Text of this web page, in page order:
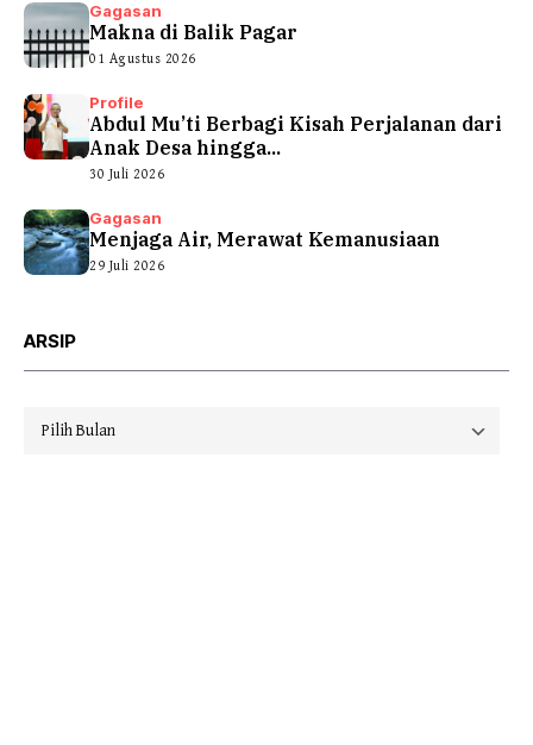
Gagasan
Makna di Balik Pagar
01 Agustus 2026
Profile
Abdul Mu’ti Berbagi Kisah Perjalanan dari
Anak Desa hingga...
30 Juli 2026
Gagasan
Menjaga Air, Merawat Kemanusiaan
29 Juli 2026
ARSIP
Arsip